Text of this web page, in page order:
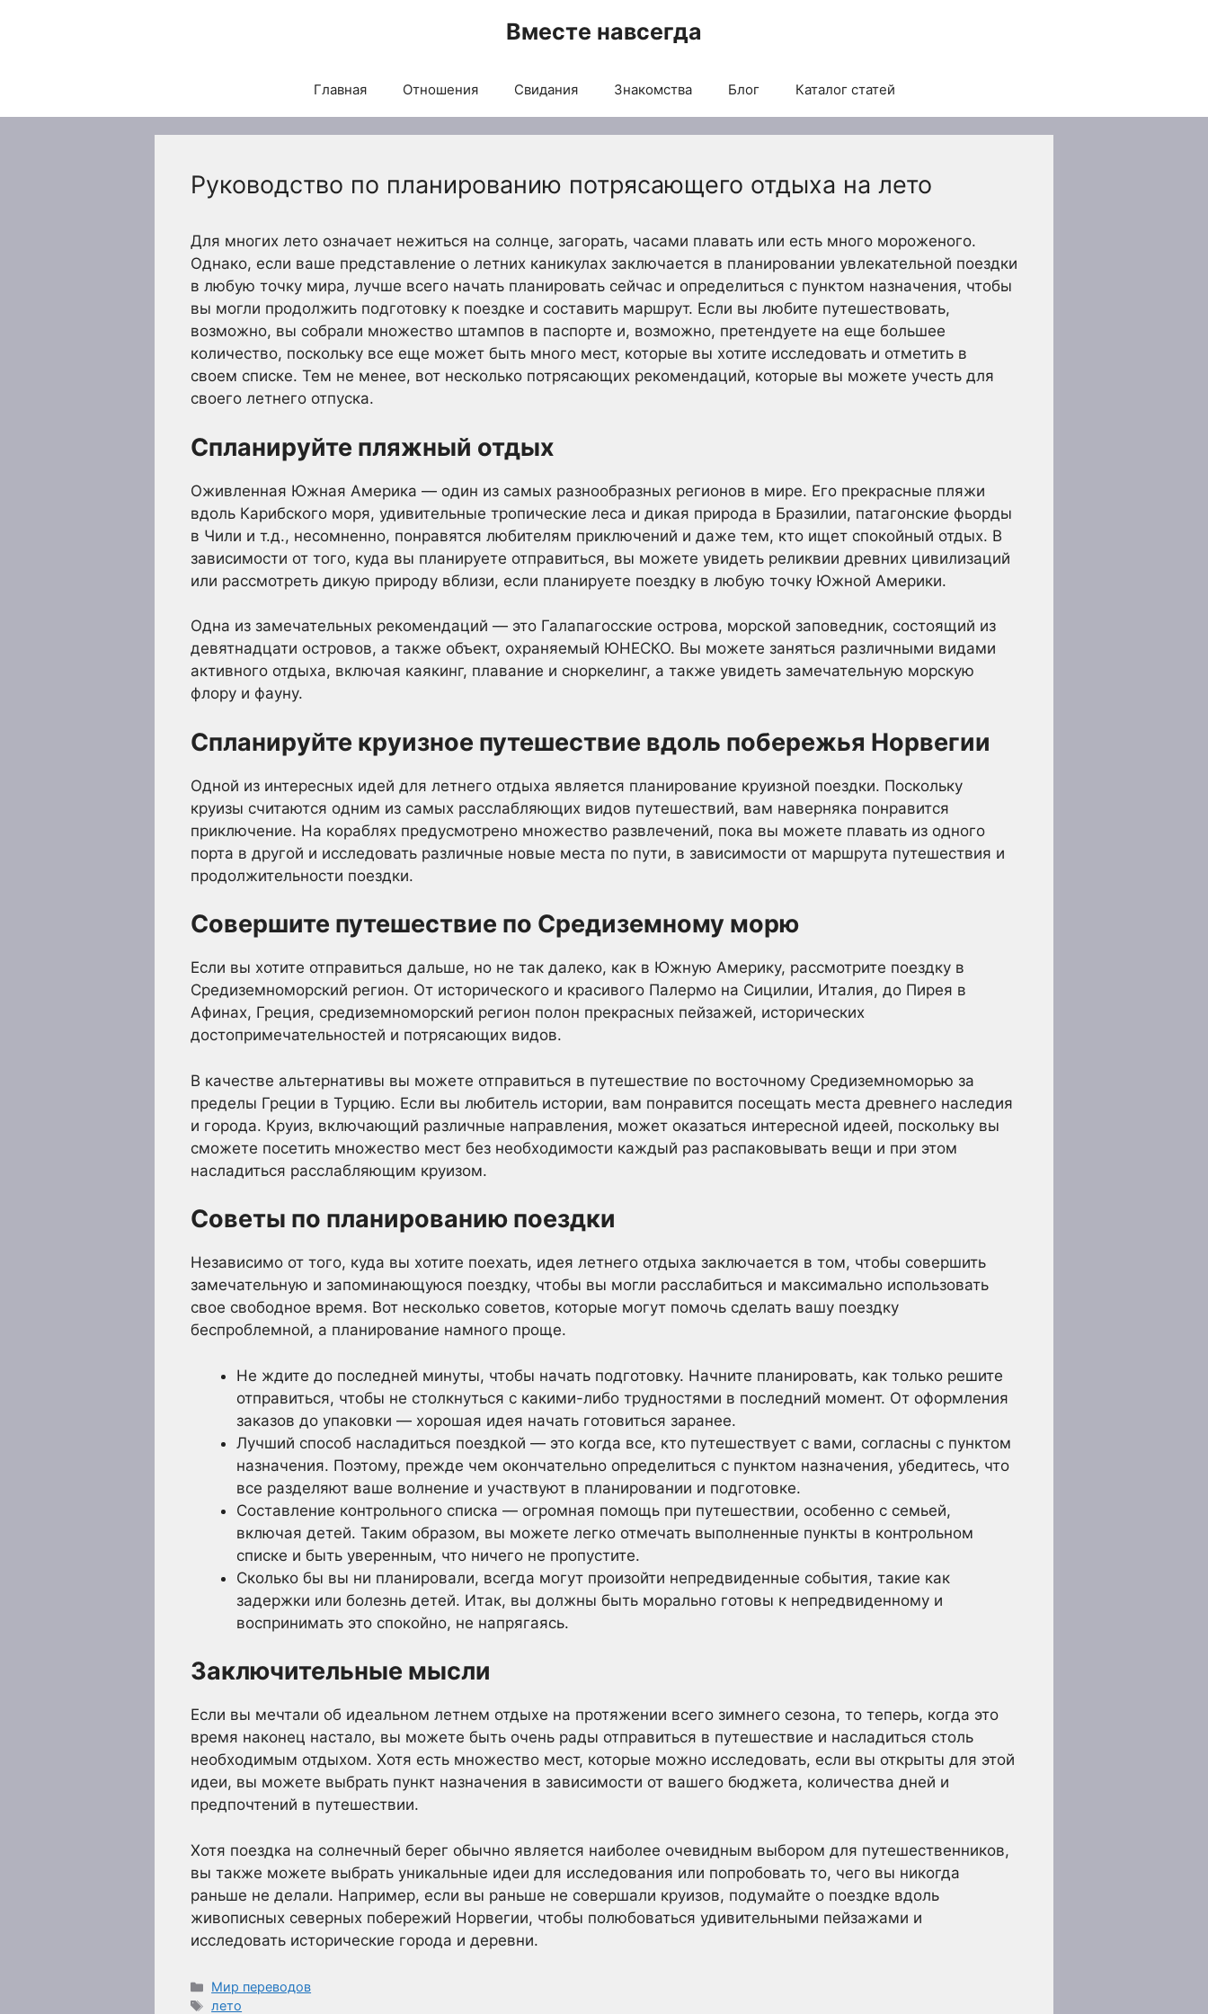
Вместе навсегда
Главная Отношения Свидания Знакомства Блог Каталог статей
Руководство по планированию потрясающего отдыха на лето
Для многих лето означает нежиться на солнце, загорать, часами плавать или есть много мороженого.
Однако, если ваше представление о летних каникулах заключается в планировании увлекательной поездки
в любую точку мира, лучше всего начать планировать сейчас и определиться с пунктом назначения, чтобы
вы могли продолжить подготовку к поездке и составить маршрут. Если вы любите путешествовать,
возможно, вы собрали множество штампов в паспорте и, возможно, претендуете на еще большее
количество, поскольку все еще может быть много мест, которые вы хотите исследовать и отметить в
своем списке. Тем не менее, вот несколько потрясающих рекомендаций, которые вы можете учесть для
своего летнего отпуска.
Спланируйте пляжный отдых
Оживленная Южная Америка — один из самых разнообразных регионов в мире. Его прекрасные пляжи
вдоль Карибского моря, удивительные тропические леса и дикая природа в Бразилии, патагонские фьорды
в Чили и т.д., несомненно, понравятся любителям приключений и даже тем, кто ищет спокойный отдых. В
зависимости от того, куда вы планируете отправиться, вы можете увидеть реликвии древних цивилизаций
или рассмотреть дикую природу вблизи, если планируете поездку в любую точку Южной Америки.
Одна из замечательных рекомендаций — это Галапагосские острова, морской заповедник, состоящий из
девятнадцати островов, а также объект, охраняемый ЮНЕСКО. Вы можете заняться различными видами
активного отдыха, включая каякинг, плавание и сноркелинг, а также увидеть замечательную морскую
флору и фауну.
Спланируйте круизное путешествие вдоль побережья Норвегии
Одной из интересных идей для летнего отдыха является планирование круизной поездки. Поскольку
круизы считаются одним из самых расслабляющих видов путешествий, вам наверняка понравится
приключение. На кораблях предусмотрено множество развлечений, пока вы можете плавать из одного
порта в другой и исследовать различные новые места по пути, в зависимости от маршрута путешествия и
продолжительности поездки.
Совершите путешествие по Средиземному морю
Если вы хотите отправиться дальше, но не так далеко, как в Южную Америку, рассмотрите поездку в
Средиземноморский регион. От исторического и красивого Палермо на Сицилии, Италия, до Пирея в
Афинах, Греция, средиземноморский регион полон прекрасных пейзажей, исторических
достопримечательностей и потрясающих видов.
В качестве альтернативы вы можете отправиться в путешествие по восточному Средиземноморью за
пределы Греции в Турцию. Если вы любитель истории, вам понравится посещать места древнего наследия
и города. Круиз, включающий различные направления, может оказаться интересной идеей, поскольку вы
сможете посетить множество мест без необходимости каждый раз распаковывать вещи и при этом
насладиться расслабляющим круизом.
Советы по планированию поездки
Независимо от того, куда вы хотите поехать, идея летнего отдыха заключается в том, чтобы совершить
замечательную и запоминающуюся поездку, чтобы вы могли расслабиться и максимально использовать
свое свободное время. Вот несколько советов, которые могут помочь сделать вашу поездку
беспроблемной, а планирование намного проще.
Не ждите до последней минуты, чтобы начать подготовку. Начните планировать, как только решите
отправиться, чтобы не столкнуться с какими-либо трудностями в последний момент. От оформления
заказов до упаковки — хорошая идея начать готовиться заранее.
Лучший способ насладиться поездкой — это когда все, кто путешествует с вами, согласны с пунктом
назначения. Поэтому, прежде чем окончательно определиться с пунктом назначения, убедитесь, что
все разделяют ваше волнение и участвуют в планировании и подготовке.
Составление контрольного списка — огромная помощь при путешествии, особенно с семьей,
включая детей. Таким образом, вы можете легко отмечать выполненные пункты в контрольном
списке и быть уверенным, что ничего не пропустите.
Сколько бы вы ни планировали, всегда могут произойти непредвиденные события, такие как
задержки или болезнь детей. Итак, вы должны быть морально готовы к непредвиденному и
воспринимать это спокойно, не напрягаясь.
Заключительные мысли
Если вы мечтали об идеальном летнем отдыхе на протяжении всего зимнего сезона, то теперь, когда это
время наконец настало, вы можете быть очень рады отправиться в путешествие и насладиться столь
необходимым отдыхом. Хотя есть множество мест, которые можно исследовать, если вы открыты для этой
идеи, вы можете выбрать пункт назначения в зависимости от вашего бюджета, количества дней и
предпочтений в путешествии.
Хотя поездка на солнечный берег обычно является наиболее очевидным выбором для путешественников,
вы также можете выбрать уникальные идеи для исследования или попробовать то, чего вы никогда
раньше не делали. Например, если вы раньше не совершали круизов, подумайте о поездке вдоль
живописных северных побережий Норвегии, чтобы полюбоваться удивительными пейзажами и
исследовать исторические города и деревни.
Рубрики
Мир переводов
Метки
лето